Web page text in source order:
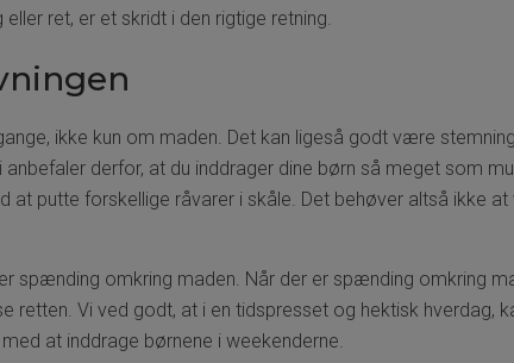
ret, er et skridt i den rigtige retning.
ikke kun om maden. Det kan ligeså godt være
derfor, at du inddrager dine børn så meget som
putte forskellige råvarer i skåle. Det behøver altså ikke
spænding omkring maden. Når der er spænding omkring
retten. Vi ved godt, at i en tidspresset og hektisk
at inddrage børnene i weekenderne.